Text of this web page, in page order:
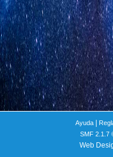
Ayuda|
SMF 2.1.7
Web